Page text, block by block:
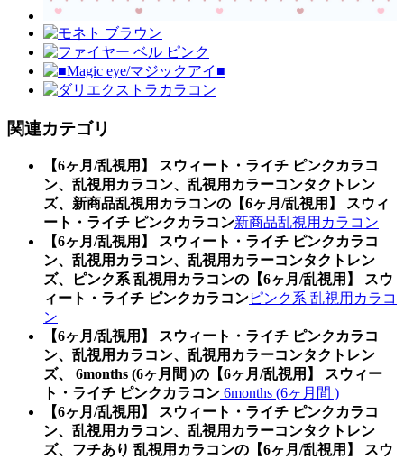
関連カテゴリ
【6ヶ月/乱視用】 スウィート・ライチ ピンクカラコ
ン、乱視用カラコン、乱視用カラーコンタクトレン
ズ、新商品乱視用カラコンの【6ヶ月/乱視用】 スウィ
ート・ライチ ピンクカラコン新商品乱視用カラコン
【6ヶ月/乱視用】 スウィート・ライチ ピンクカラコ
ン、乱視用カラコン、乱視用カラーコンタクトレン
ズ、ピンク系 乱視用カラコンの【6ヶ月/乱視用】 スウ
ィート・ライチ ピンクカラコンピンク系 乱視用カラコ
ン
【6ヶ月/乱視用】 スウィート・ライチ ピンクカラコ
ン、乱視用カラコン、乱視用カラーコンタクトレン
ズ、 6months (6ヶ月間 )の【6ヶ月/乱視用】 スウィー
ト・ライチ ピンクカラコン 6months (6ヶ月間 )
【6ヶ月/乱視用】 スウィート・ライチ ピンクカラコ
ン、乱視用カラコン、乱視用カラーコンタクトレン
ズ、フチあり 乱視用カラコンの【6ヶ月/乱視用】 スウ